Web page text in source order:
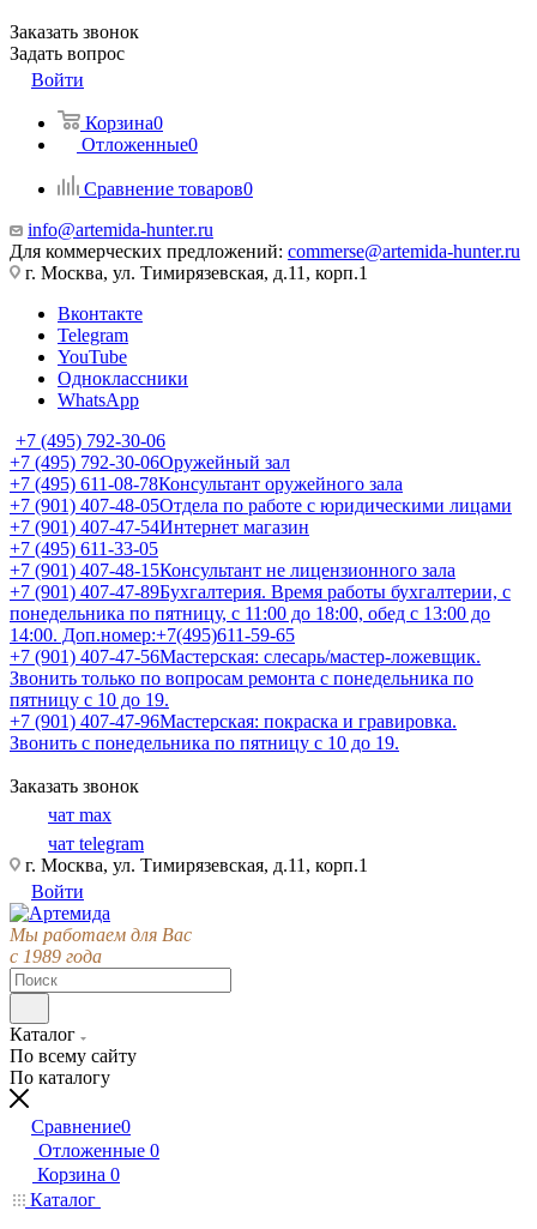
Заказать звонок
Задать вопрос
Войти
Корзина0
Отложенные0
Сравнение товаров0
info@artemida-hunter.ru
Для коммерческих предложений: commerse@artemida-hunter.ru
г. Москва, ул. Тимирязевская, д.11, корп.1
Вконтакте
Telegram
YouTube
Одноклассники
WhatsApp
+7 (495) 792-30-06
+7 (495) 792-30-06Оружейный зал
+7 (495) 611-08-78Консультант оружейного зала
+7 (901) 407-48-05Отдела по работе с юридическими лицами
+7 (901) 407-47-54Интернет магазин
+7 (495) 611-33-05
+7 (901) 407-48-15Консультант не лицензионного зала
+7 (901) 407-47-89Бухгалтерия. Время работы бухгалтерии, с
понедельника по пятницу, с 11:00 до 18:00, обед с 13:00 до
14:00. Доп.номер:+7(495)611-59-65
+7 (901) 407-47-56Мастерская: слесарь/мастер-ложевщик.
Звонить только по вопросам ремонта с понедельника по
пятницу с 10 до 19.
+7 (901) 407-47-96Мастерская: покраска и гравировка.
Звонить с понедельника по пятницу с 10 до 19.
Заказать звонок
чат max
чат telegram
г. Москва, ул. Тимирязевская, д.11, корп.1
Войти
Мы работаем для Вас
с 1989 года
Каталог
По всему сайту
По каталогу
Сравнение0
Отложенные 0
Корзина 0
Каталог